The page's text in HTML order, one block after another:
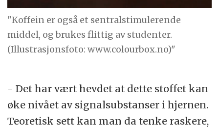
"Koffein er også et sentralstimulerende
middel, og brukes flittig av studenter.
(Illustrasjonsfoto: www.colourbox.no)"
- Det har vært hevdet at dette stoffet kan
øke nivået av signalsubstanser i hjernen.
Teoretisk sett kan man da tenke raskere,